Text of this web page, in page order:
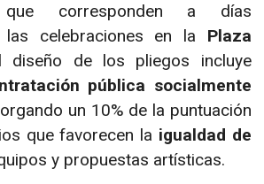
que corresponden a días
celebraciones en la Plaza
diseño de los pliegos incluye
pública socialmente
un 10% de la puntuación
que favorecen la igualdad de
y propuestas artísticas.